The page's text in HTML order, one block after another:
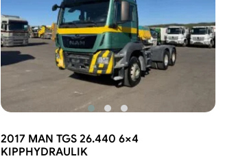
2017 MAN TGS 26.440 6×4
KIPPHYDRAULIK